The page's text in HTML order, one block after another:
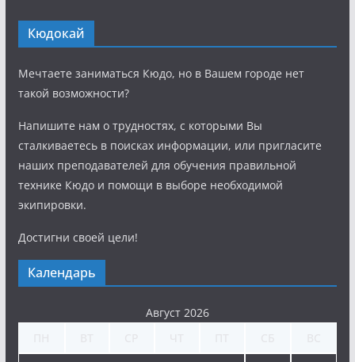
Кюдокай
Мечтаете заниматься Кюдо, но в Вашем городе нет
такой возможности?
Напишите нам о трудностях, с которыми Вы
сталкиваетесь в поисках информации, или пригласите
наших преподавателей для обучения правильной
технике Кюдо и помощи в выборе необходимой
экипировки.
Достигни своей цели!
Календарь
Август 2026